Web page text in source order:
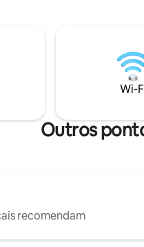
mantém as
com
de lavagem
Spicy e Romance
sanitário
sizeWi-
Outros
recomendam